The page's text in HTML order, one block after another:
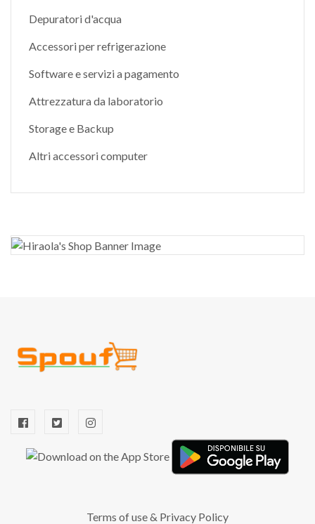
Depuratori d'acqua
Accessori per refrigerazione
Software e servizi a pagamento
Attrezzatura da laboratorio
Storage e Backup
Altri accessori computer
Terms of use& Privacy Policy